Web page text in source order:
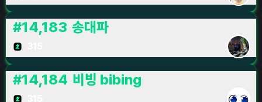
#14,183 송대파
#14,184 비빙 bibing